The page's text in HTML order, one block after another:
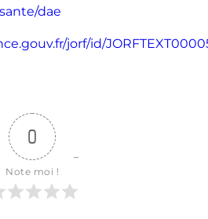
dae
jorf/id/
0
Note moi !